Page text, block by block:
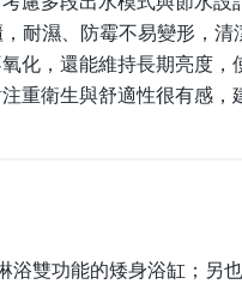
耐濕、防霉不易變形，清
化，還能維持長期亮度，
重衛生與舒適性很有感
雙功能的矮身浴缸；另